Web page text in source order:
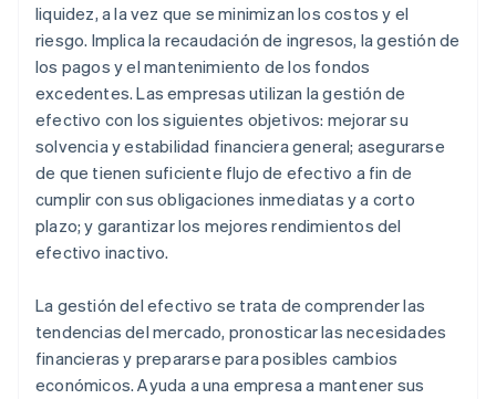
Construye una reserva de efectivo
Utiliza la tecnología
liquidez, a la vez que se minimizan los costos y el
riesgo. Implica la recaudación de ingresos, la gestión de
los pagos y el mantenimiento de los fondos
excedentes. Las empresas utilizan la gestión de
efectivo con los siguientes objetivos: mejorar su
solvencia y estabilidad financiera general; asegurarse
de que tienen suficiente flujo de efectivo a fin de
cumplir con sus obligaciones inmediatas y a corto
plazo; y garantizar los mejores rendimientos del
efectivo inactivo.
La gestión del efectivo se trata de comprender las
tendencias del mercado, pronosticar las necesidades
financieras y prepararse para posibles cambios
económicos. Ayuda a una empresa a mantener sus